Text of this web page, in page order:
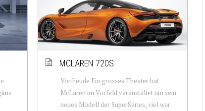
MCLAREN 720S
Vorfreude Ein grosses Theater hat
McLaren im Vorfeld veranstaltet um sein
neues Modell der SuperSeries, viel war